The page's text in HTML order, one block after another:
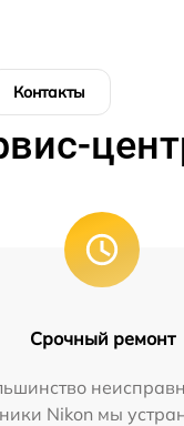
Контакты
Срочный ремонт
Nikon мы